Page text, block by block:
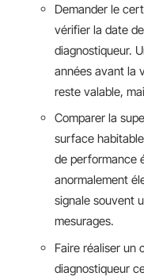
Demander le
vérifier la date
diagnostiqueur.
années avant la
reste valable,
Comparer la
surface
de performance
anormalement
signale souvent
mesurages.
Faire réaliser un
diagnostiqueur